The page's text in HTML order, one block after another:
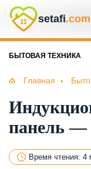
setafi.com
БЫТОВАЯ ТЕХНИКА
Главная
панель
Время чтения: 4